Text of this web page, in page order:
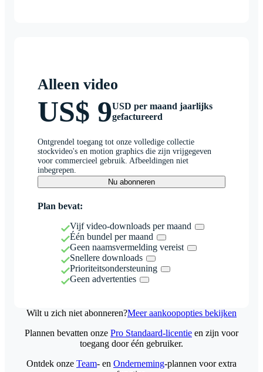
Alleen video
US$ 9USD per maand jaarlijks
gefactureerd
Ontgrendel toegang tot onze volledige collectie
stockvideo's en motion graphics die zijn vrijgegeven
voor commercieel gebruik. Afbeeldingen niet
inbegrepen.
Nu abonneren
Plan bevat:
Vijf video-downloads per maand
Één bundel per maand
Geen naamsvermelding vereist
Snellere downloads
Prioriteitsondersteuning
Geen advertenties
Wilt u zich niet abonneren?Meer aankoopopties bekijken
Plannen bevatten onze Pro Standaard-licentie en zijn voor
toegang door één gebruiker.
Ontdek onze Team- en Onderneming-plannen voor extra